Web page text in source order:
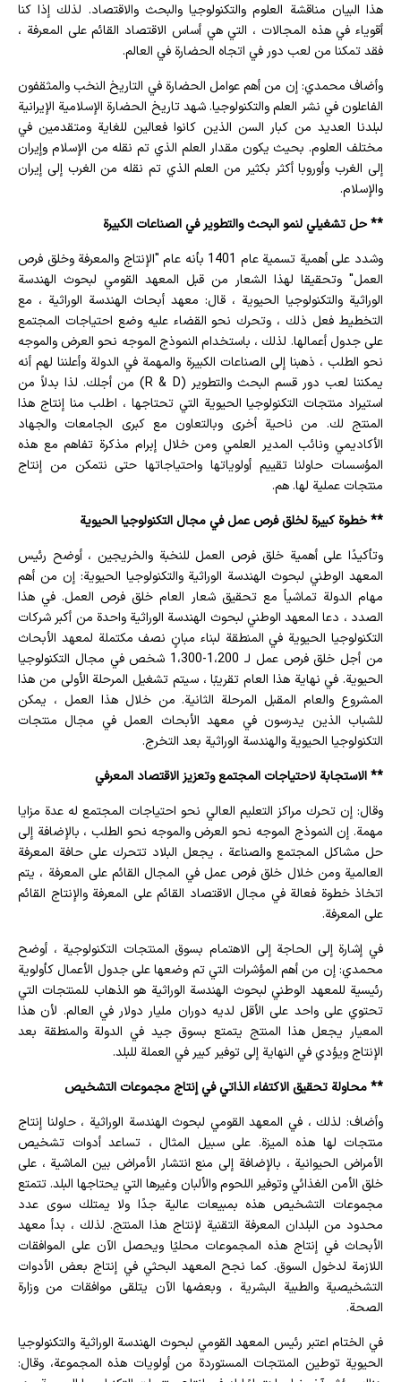
هذا البيان مناقشة العلوم والتكنولوجيا والبحث والاقتصاد. لذلك إذا كنا
أقوياء في هذه المجالات ، التي هي أساس الاقتصاد القائم على المعرفة ،
فقد تمكنا من لعب دور في اتجاه الحضارة في العالم.
وأضاف محمدي: إن من أهم عوامل الحضارة في التاريخ النخب والمثقفون
الفاعلون في نشر العلم والتكنولوجيا. شهد تاريخ الحضارة الإسلامية الإيرانية
لبلدنا العديد من كبار السن الذين كانوا فعالين للغاية ومتقدمين في
مختلف العلوم. بحيث يكون مقدار العلم الذي تم نقله من الإسلام وإيران
إلى الغرب وأوروبا أكثر بكثير من العلم الذي تم نقله من الغرب إلى إيران
والإسلام.
** حل تشغيلي لنمو البحث والتطوير في الصناعات الكبيرة
وشدد على أهمية تسمية عام 1401 بأنه عام "الإنتاج والمعرفة وخلق فرص
العمل" وتحقيقا لهذا الشعار من قبل المعهد القومي لبحوث الهندسة
الوراثية والتكنولوجيا الحيوية ، قال: معهد أبحاث الهندسة الوراثية ، مع
التخطيط فعل ذلك ، وتحرك نحو القضاء عليه وضع احتياجات المجتمع
على جدول أعمالها. لذلك ، باستخدام النموذج الموجه نحو العرض والموجه
نحو الطلب ، ذهبنا إلى الصناعات الكبيرة والمهمة في الدولة وأعلننا لهم أنه
يمكننا لعب دور قسم البحث والتطوير (R & D) من أجلك. لذا بدلاً من
استيراد منتجات التكنولوجيا الحيوية التي تحتاجها ، اطلب منا إنتاج هذا
المنتج لك. من ناحية أخرى وبالتعاون مع كبرى الجامعات والجهاد
الأكاديمي ونائب المدير العلمي ومن خلال إبرام مذكرة تفاهم مع هذه
المؤسسات حاولنا تقييم أولوياتها واحتياجاتها حتى نتمكن من إنتاج
منتجات عملية لها. هم.
** خطوة كبيرة لخلق فرص عمل في مجال التكنولوجيا الحيوية
وتأكيدًا على أهمية خلق فرص العمل للنخبة والخريجين ، أوضح رئيس
المعهد الوطني لبحوث الهندسة الوراثية والتكنولوجيا الحيوية: إن من أهم
مهام الدولة تماشياً مع تحقيق شعار العام خلق فرص العمل. في هذا
الصدد ، دعا المعهد الوطني لبحوث الهندسة الوراثية واحدة من أكبر شركات
التكنولوجيا الحيوية في المنطقة لبناء مبانٍ نصف مكتملة لمعهد الأبحاث
من أجل خلق فرص عمل لـ 1،200-1،300 شخص في مجال التكنولوجيا
الحيوية. في نهاية هذا العام تقريبًا ، سيتم تشغيل المرحلة الأولى من هذا
المشروع والعام المقبل المرحلة الثانية. من خلال هذا العمل ، يمكن
للشباب الذين يدرسون في معهد الأبحاث العمل في مجال منتجات
التكنولوجيا الحيوية والهندسة الوراثية بعد التخرج.
** الاستجابة لاحتياجات المجتمع وتعزيز الاقتصاد المعرفي
وقال: إن تحرك مراكز التعليم العالي نحو احتياجات المجتمع له عدة مزايا
مهمة. إن النموذج الموجه نحو العرض والموجه نحو الطلب ، بالإضافة إلى
حل مشاكل المجتمع والصناعة ، يجعل البلاد تتحرك على حافة المعرفة
العالمية ومن خلال خلق فرص عمل في المجال القائم على المعرفة ، يتم
اتخاذ خطوة فعالة في مجال الاقتصاد القائم على المعرفة والإنتاج القائم
على المعرفة.
في إشارة إلى الحاجة إلى الاهتمام بسوق المنتجات التكنولوجية ، أوضح
محمدي: إن من أهم المؤشرات التي تم وضعها على جدول الأعمال كأولوية
رئيسية للمعهد الوطني لبحوث الهندسة الوراثية هو الذهاب للمنتجات التي
تحتوي على واحد على الأقل لديه دوران مليار دولار في العالم. لأن هذا
المعيار يجعل هذا المنتج يتمتع بسوق جيد في الدولة والمنطقة بعد
الإنتاج ويؤدي في النهاية إلى توفير كبير في العملة للبلد.
** محاولة تحقيق الاكتفاء الذاتي في إنتاج مجموعات التشخيص
وأضاف: لذلك ، في المعهد القومي لبحوث الهندسة الوراثية ، حاولنا إنتاج
منتجات لها هذه الميزة. على سبيل المثال ، تساعد أدوات تشخيص
الأمراض الحيوانية ، بالإضافة إلى منع انتشار الأمراض بين الماشية ، على
خلق الأمن الغذائي وتوفير اللحوم والألبان وغيرها التي يحتاجها البلد. تتمتع
مجموعات التشخيص هذه بمبيعات عالية جدًا ولا يمتلك سوى عدد
محدود من البلدان المعرفة التقنية لإنتاج هذا المنتج. لذلك ، بدأ معهد
الأبحاث في إنتاج هذه المجموعات محليًا ويحصل الآن على الموافقات
اللازمة لدخول السوق. كما نجح المعهد البحثي في ​​إنتاج بعض الأدوات
التشخيصية والطبية البشرية ، وبعضها الآن يتلقى موافقات من وزارة
الصحة.
في الختام اعتبر رئيس المعهد القومي لبحوث الهندسة الوراثية والتكنولوجيا
الحيوية توطين المنتجات المستوردة من أولويات هذه المجموعة، وقال: